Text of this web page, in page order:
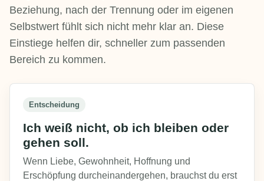
Beziehung, nach der Trennung oder im eigenen
Selbstwert fühlt sich nicht mehr klar an. Diese
Einstiege helfen dir, schneller zum passenden
Bereich zu kommen.
Entscheidung
Ich weiß nicht, ob ich bleiben oder
gehen soll.
Wenn Liebe, Gewohnheit, Hoffnung und
Erschöpfung durcheinandergehen, brauchst du erst